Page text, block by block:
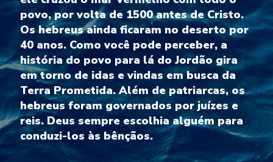
povo, por volta de 1500 antes de Cristo.
Os hebreus ainda ficaram no deserto por
40 anos. Como você pode perceber, a
história do povo para lá do Jordão gira
em torno de idas e vindas em busca da
Terra Prometida. Além de patriarcas, os
hebreus foram governados por juízes e
reis. Deus sempre escolhia alguém para
conduzi-los às bênçãos.